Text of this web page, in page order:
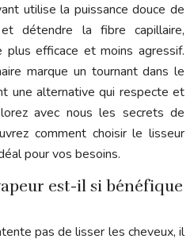
utilise la puissance douce de
détendre la fibre capillaire,
efficace et moins agressif.
marque un tournant dans le
une alternative qui respecte et
avec nous les secrets de
comment choisir le lisseur
pour vos besoins.
est-il si bénéfique
pas de lisser les cheveux, il